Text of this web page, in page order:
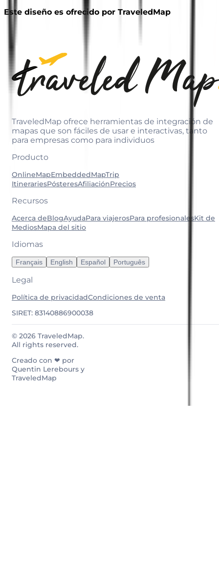
Este diseño es ofrecido por TraveledMap
TraveledMap ofrece herramientas de integración de
mapas que son fáciles de usar e interactivas, tanto
para empresas como para individuos
Producto
OnlineMapEmbeddedMapTrip
ItinerariesPósteresAfiliaciónPrecios
Recursos
Acerca deBlogAyudaPara viajerosPara profesionalesKit de
MediosMapa del sitio
Idiomas
Français English Español Português
Legal
Política de privacidadCondiciones de venta
SIRET: 83140886900038
© 2026 TraveledMap.
All rights reserved.
Creado con ❤ por
Quentin Lerebours y
TraveledMap